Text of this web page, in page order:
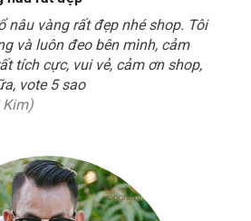
nâu vàng rất đẹp nhé shop. Tôi
và luôn đeo bên mình, cảm
tích cực, vui vẻ, cảm ơn shop,
vote 5 sao
Kim)